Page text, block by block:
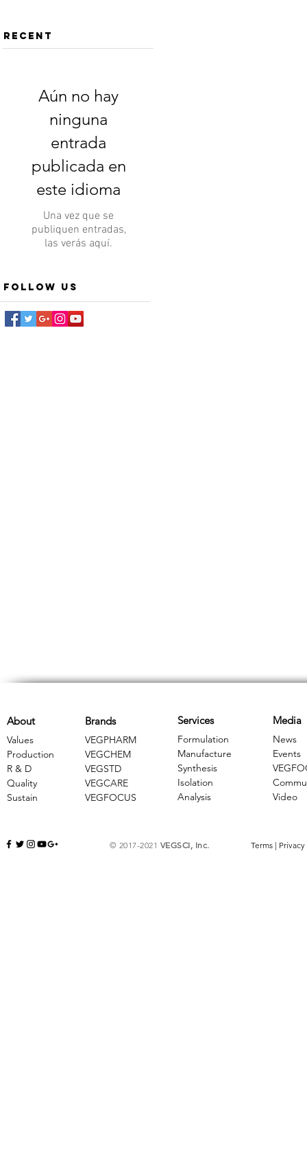
Aún no hay
ninguna
entrada
publicada en
este idioma
Una vez que se
publiquen entradas,
las verás aquí.
Recent
Follow Us
Brands
VEGPHARM
VEGCHEM
​VEGSTD
VEGCARE
​VEGFOCUS
About
Values
Production
R & D
Quality
Sustain
Services
Formulation
Manufacture
Synthesis
Isolation
Analysis
Media
News
Events
Video
© 2017-2021 VEGSCI, Inc. Terms | Privacy